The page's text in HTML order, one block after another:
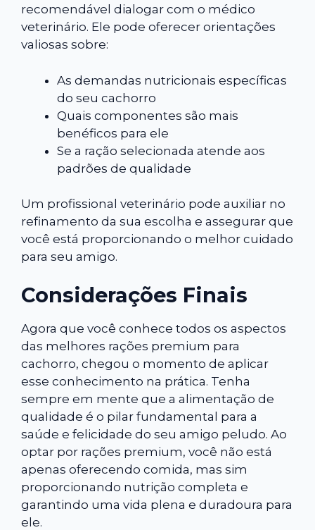
recomendável dialogar com o médico
veterinário. Ele pode oferecer orientações
valiosas sobre:
As demandas nutricionais específicas
do seu cachorro
Quais componentes são mais
benéficos para ele
Se a ração selecionada atende aos
padrões de qualidade
Um profissional veterinário pode auxiliar no
refinamento da sua escolha e assegurar que
você está proporcionando o melhor cuidado
para seu amigo.
Considerações Finais
Agora que você conhece todos os aspectos
das melhores rações premium para
cachorro, chegou o momento de aplicar
esse conhecimento na prática. Tenha
sempre em mente que a alimentação de
qualidade é o pilar fundamental para a
saúde e felicidade do seu amigo peludo. Ao
optar por rações premium, você não está
apenas oferecendo comida, mas sim
proporcionando nutrição completa e
garantindo uma vida plena e duradoura para
ele.